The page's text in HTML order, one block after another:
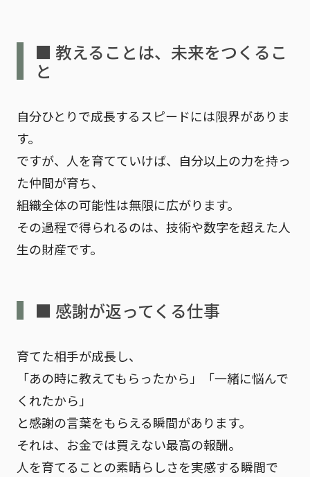
■ 教えることは、未来をつくるこ
と
自分ひとりで成長するスピードには限界がありま
す。
ですが、人を育てていけば、自分以上の力を持っ
た仲間が育ち、
組織全体の可能性は無限に広がります。
その過程で得られるのは、技術や数字を超えた人
生の財産です。
■ 感謝が返ってくる仕事
育てた相手が成長し、
「あの時に教えてもらったから」「一緒に悩んで
くれたから」
と感謝の言葉をもらえる瞬間があります。
それは、お金では買えない最高の報酬。
人を育てることの素晴らしさを実感する瞬間で